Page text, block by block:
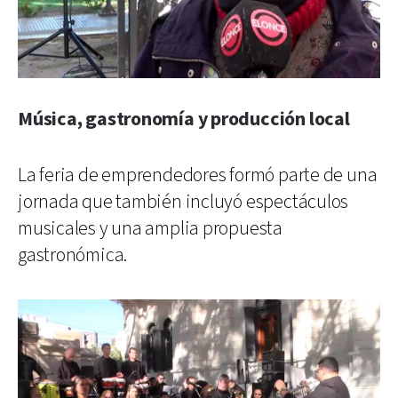
Música, gastronomía y producción local
La feria de emprendedores formó parte de una
jornada que también incluyó espectáculos
musicales y una amplia propuesta
gastronómica.